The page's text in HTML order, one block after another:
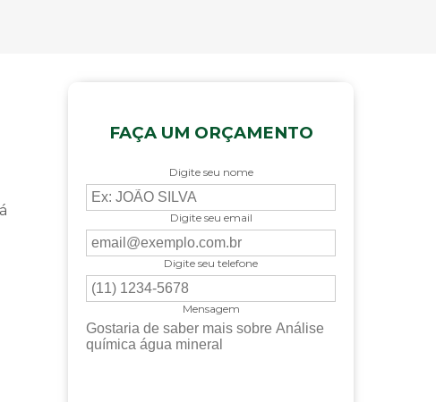
FAÇA UM ORÇAMENTO
Digite seu nome
Digite seu email
Digite seu telefone
Mensagem